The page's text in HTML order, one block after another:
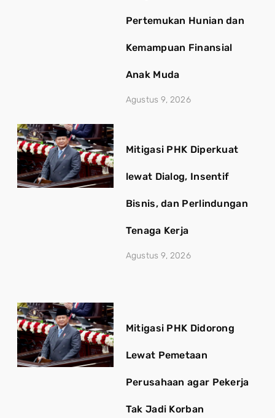
Pertemukan Hunian dan
Kemampuan Finansial
Anak Muda
Agustus 9, 2026
Mitigasi PHK Diperkuat
lewat Dialog, Insentif
Bisnis, dan Perlindungan
Tenaga Kerja
Agustus 9, 2026
Mitigasi PHK Didorong
Lewat Pemetaan
Perusahaan agar Pekerja
Tak Jadi Korban